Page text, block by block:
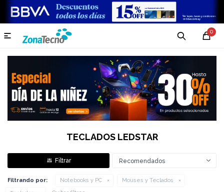
0

TECLADOS LEDSTAR
Recomendados
Filtrando por: Notebooks y PC
Mouses y Teclados